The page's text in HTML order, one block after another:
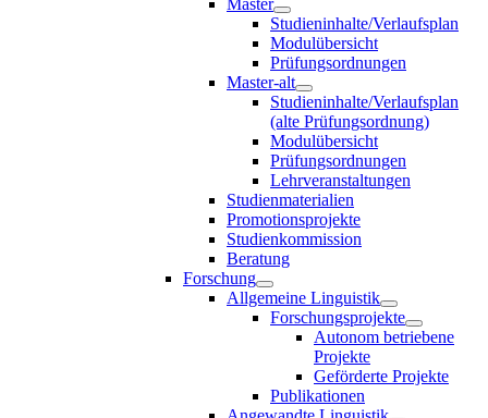
Studieninhalte/Verlaufsplan
Modulübersicht
Prüfungsordnungen
Master-alt
Studieninhalte/Verlaufsplan
(alte Prüfungsordnung)
Modulübersicht
Prüfungsordnungen
Lehrveranstaltungen
Studienmaterialien
Promotionsprojekte
Studienkommission
Beratung
Forschung
Allgemeine Linguistik
Forschungsprojekte
Autonom betriebene
Projekte
Geförderte Projekte
Publikationen